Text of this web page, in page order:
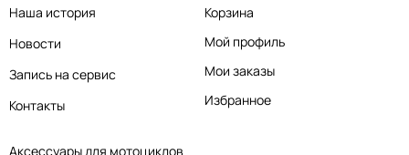
Аксессуары для мотоциклов
Наша история
Новости
Запись на сервис
Контакты
Корзина
Мой профиль
Мои заказы
Избранное